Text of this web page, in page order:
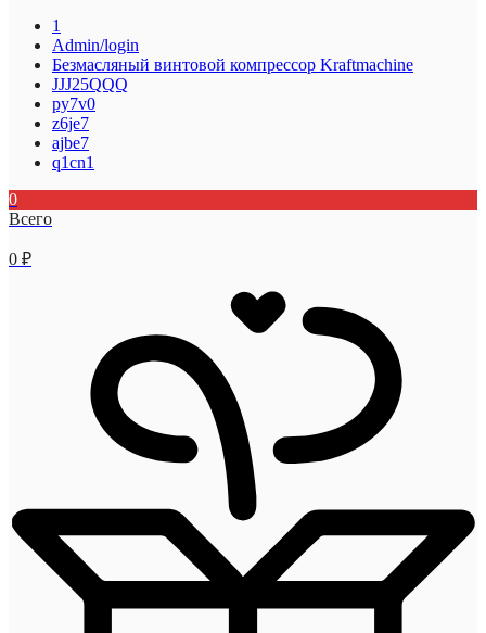
1
Admin/login
Безмасляный винтовой компрессор Kraftmaсhine
JJJ25QQQ
py7v0
z6je7
ajbe7
q1cn1
0
Всего
0 ₽